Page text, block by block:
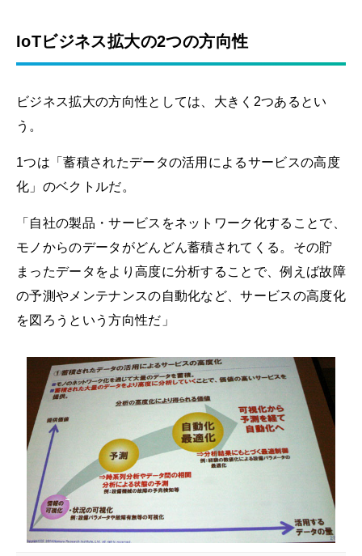
IoTビジネス拡大の2つの方向性
ビジネス拡大の方向性としては、大きく2つあるとい
う。
1つは「蓄積されたデータの活用によるサービスの高度
化」のベクトルだ。
「自社の製品・サービスをネットワーク化することで、
モノからのデータがどんどん蓄積されてくる。その貯
まったデータをより高度に分析することで、例えば故障
の予測やメンテナンスの自動化など、サービスの高度化
を図ろうという方向性だ」